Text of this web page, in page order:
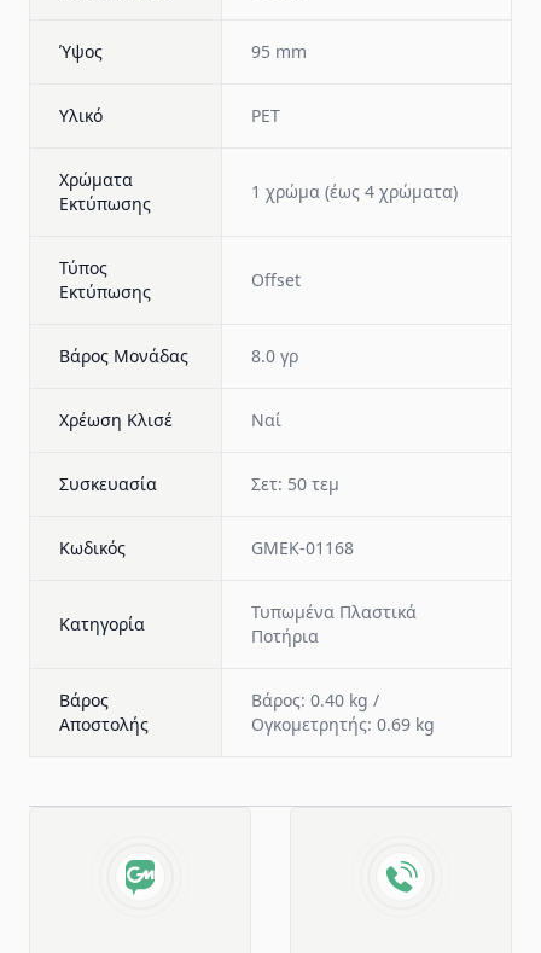
Ύψος 95 mm
Υλικό PET
Χρώματα
Εκτύπωσης
1 χρώμα (έως 4 χρώματα)
Τύπος
Εκτύπωσης
Offset
Βάρος Μονάδας 8.0 γρ
Χρέωση Κλισέ Ναί
Συσκευασία Σετ: 50 τεμ
Κωδικός GMEK-01168
Κατηγορία
Τυπωμένα Πλαστικά
Ποτήρια
Βάρος
Αποστολής
Βάρος: 0.40 kg /
Ογκομετρητής: 0.69 kg